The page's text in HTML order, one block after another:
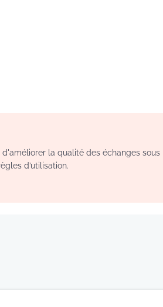
la qualité des échanges
d’utilisation.